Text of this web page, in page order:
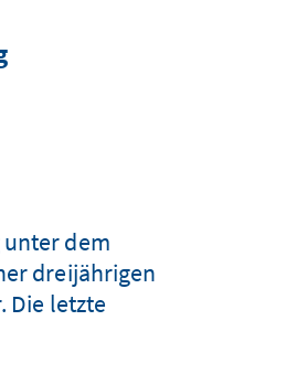
dem
dreijährigen
Die letzte